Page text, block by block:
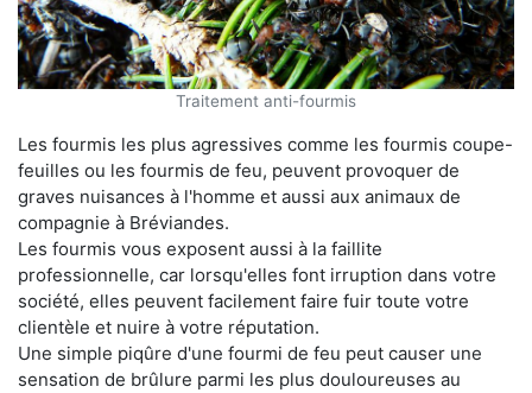
Traitement anti-fourmis
Les fourmis les plus agressives comme les fourmis coupe-
feuilles ou les fourmis de feu, peuvent provoquer de
graves nuisances à l'homme et aussi aux animaux de
compagnie à Bréviandes.
Les fourmis vous exposent aussi à la faillite
professionnelle, car lorsqu'elles font irruption dans votre
société, elles peuvent facilement faire fuir toute votre
clientèle et nuire à votre réputation.
Une simple piqûre d'une fourmi de feu peut causer une
sensation de brûlure parmi les plus douloureuses au